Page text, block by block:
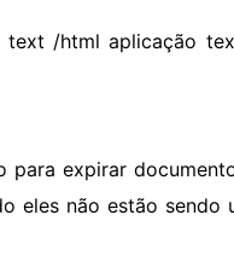
text /html aplicação
expirar
eles não estão sendo